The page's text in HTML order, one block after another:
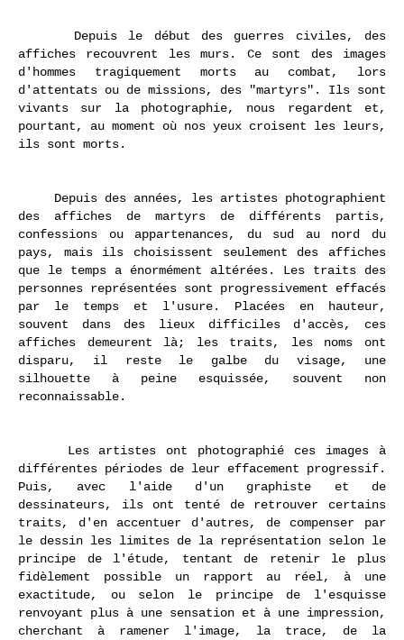
Depuis le début des guerres civiles, des
affiches recouvrent les murs. Ce sont des images
d'hommes tragiquement morts au combat, lors
d'attentats ou de missions, des "martyrs". Ils sont
vivants sur la photographie, nous regardent et,
pourtant, au moment où nos yeux croisent les leurs,
ils sont morts.
Depuis des années, les artistes photographient
des affiches de martyrs de différents partis,
confessions ou appartenances, du sud au nord du
pays, mais ils choisissent seulement des affiches
que le temps a énormément altérées. Les traits des
personnes représentées sont progressivement effacés
par le temps et l'usure. Placées en hauteur,
souvent dans des lieux difficiles d'accès, ces
affiches demeurent là; les traits, les noms ont
disparu, il reste le galbe du visage, une
silhouette à peine esquissée, souvent non
reconnaissable.
Les artistes ont photographié ces images à
différentes périodes de leur effacement progressif.
Puis, avec l'aide d'un graphiste et de
dessinateurs, ils ont tenté de retrouver certains
traits, d'en accentuer d'autres, de compenser par
le dessin les limites de la représentation selon le
principe de l'étude, tentant de retenir le plus
fidèlement possible un rapport au réel, à une
exactitude, ou selon le principe de l'esquisse
renvoyant plus à une sensation et à une impression,
cherchant à ramener l'image, la trace, de la